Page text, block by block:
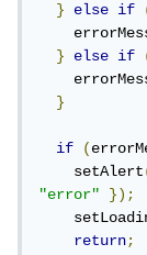
}
else if
}
else if
}
if (
    setAlert
"error"
});
return;